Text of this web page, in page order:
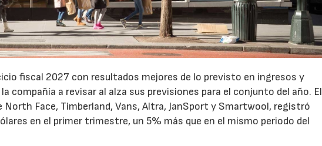
fiscal 2027 con resultados mejores de lo previsto en ingresos y
compañía a revisar al alza sus previsiones para el conjunto del año. El
Face, Timberland, Vans, Altra, JanSport y Smartwool, registró
en el primer trimestre, un 5% más que en el mismo periodo del